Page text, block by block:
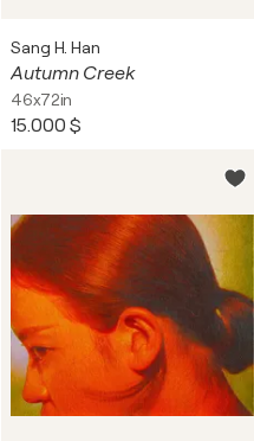
Sang H. Han
Autumn Creek
46x72in
15.000 $